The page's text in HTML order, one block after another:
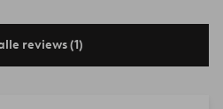
reviews (1)